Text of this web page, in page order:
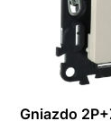
Gniazdo